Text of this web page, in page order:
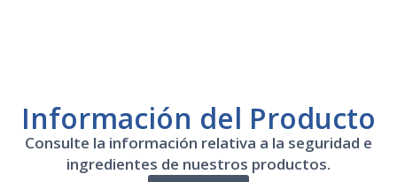
Información del Producto
Consulte la información relativa a la seguridad e
ingredientes de nuestros productos.